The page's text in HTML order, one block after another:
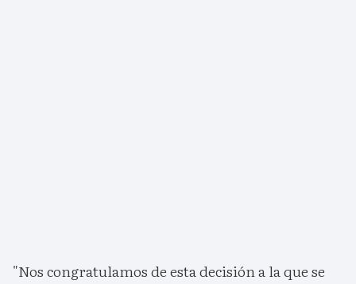
"Nos congratulamos de esta decisión a la que se